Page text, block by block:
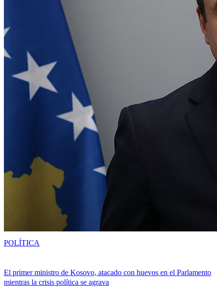
El primer ministro de Kosovo, atacado con huevos en el Parlamento
mientras la crisis política se agrava
POLÍTICA